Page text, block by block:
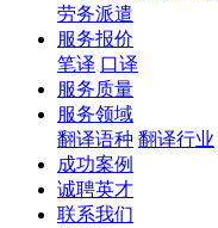
劳务派遣
服务报价
笔译 口译
服务质量
服务领域
翻译语种 翻译行业
成功案例
诚聘英才
联系我们